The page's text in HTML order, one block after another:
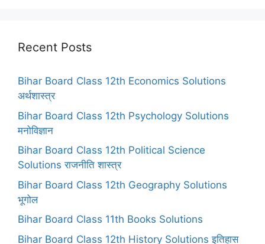
Recent Posts
Bihar Board Class 12th Economics Solutions
अर्थशास्त्र
Bihar Board Class 12th Psychology Solutions
मनोविज्ञान
Bihar Board Class 12th Political Science
Solutions राजनीति शास्त्र
Bihar Board Class 12th Geography Solutions
भूगोल
Bihar Board Class 11th Books Solutions
Bihar Board Class 12th History Solutions इतिहास